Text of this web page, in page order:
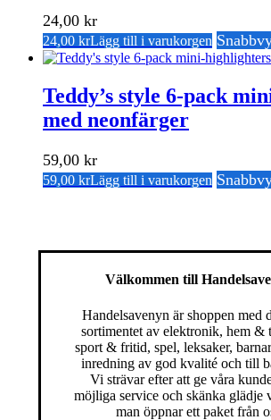
24,00 kr
24,00 krLägg till i varukorgen
Teddy’s style 6-pack
med neonfärger
59,00 kr
59,00 krLägg till i varukorgen
Välkommen till
Handelsavenyn är shoppen med
sortimentet av elektronik, hem &
sport & fritid, spel, leksaker,
inredning av god kvalité och till
Vi strävar efter att ge våra
möjliga service och skänka glädje
man öppnar ett paket från